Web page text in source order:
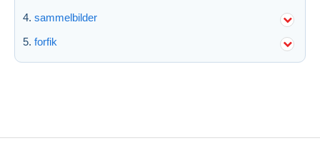
sammelbilder
forfik